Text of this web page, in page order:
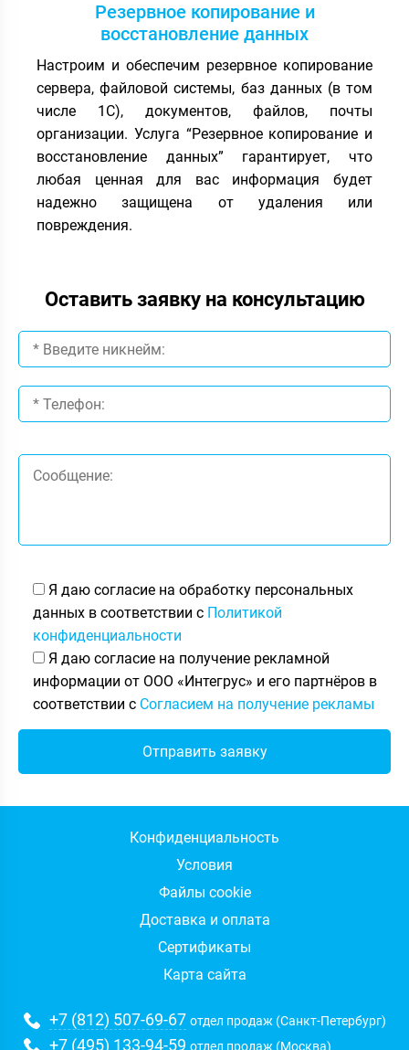
Резервное копирование и
восстановление данных
Настроим и обеспечим резервное копирование
сервера, файловой системы, баз данных (в том
числе 1С), документов, файлов, почты
организации. Услуга “Резервное копирование и
восстановление данных” гарантирует, что
любая ценная для вас информация будет
надежно защищена от удаления или
повреждения.
Оставить заявку на консультацию
Я даю согласие на обработку персональных
данных в соответствии с Политикой
конфиденциальности
Я даю согласие на получение рекламной
информации от ООО «Интегрус» и его партнёров в
соответствии с Согласием на получение рекламы
Конфиденциальность
Условия
Файлы cookie
Доставка и оплата
Сертификаты
Карта сайта
+7 (812) 507-69-67 отдел продаж (Санкт-Петербург)
+7 (495) 133-94-59 отдел продаж (Москва)